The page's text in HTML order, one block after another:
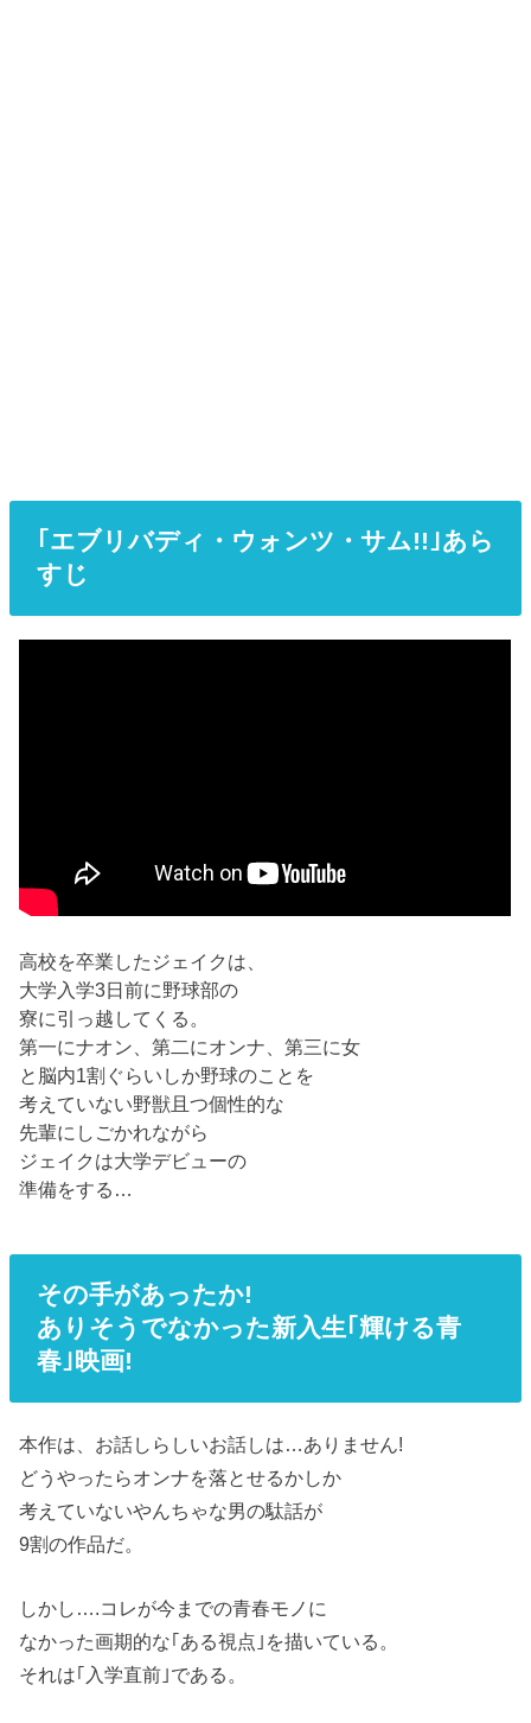
｢エブリバディ・ウォンツ・サム!!｣あら
すじ
高校を卒業したジェイクは、
大学入学3日前に野球部の
寮に引っ越してくる。
第一にナオン、第二にオンナ、第三に女
と脳内1割ぐらいしか野球のことを
考えていない野獣且つ個性的な
先輩にしごかれながら
ジェイクは大学デビューの
準備をする…
その手があったか!
ありそうでなかった新入生｢輝ける青
春｣映画!
本作は、お話しらしいお話しは…ありません!
どうやったらオンナを落とせるかしか
考えていないやんちゃな男の駄話が
9割の作品だ。
しかし….コレが今までの青春モノに
なかった画期的な｢ある視点｣を描いている。
それは｢入学直前｣である。